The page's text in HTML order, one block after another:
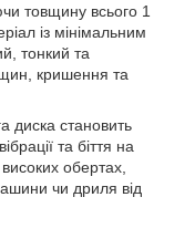
товщину всього 1
із мінімальним
тонкий та
кришення та
диска становить
та біття на
обертах,
чи дриля від